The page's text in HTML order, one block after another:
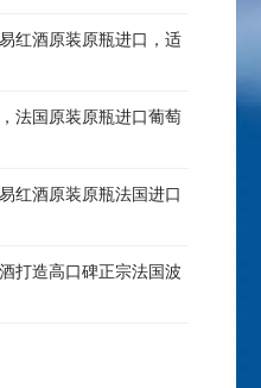
红酒原装原瓶进口，适
法国原装原瓶进口葡萄
红酒原装原瓶法国进口
打造高口碑正宗法国波